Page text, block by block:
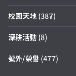
校園天地 (387)
深耕活動 (8)
號外/榮譽 (477)